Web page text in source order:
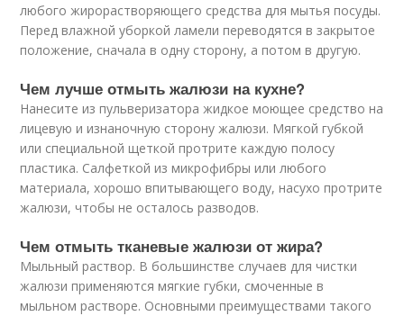
любого жирорастворяющего средства для мытья посуды.
Перед влажной уборкой ламели переводятся в закрытое
положение, сначала в одну сторону, а потом в другую.
Чем лучше отмыть жалюзи на кухне?
Нанесите из пульверизатора жидкое моющее средство на
лицевую и изнаночную сторону жалюзи. Мягкой губкой
или специальной щеткой протрите каждую полосу
пластика. Салфеткой из микрофибры или любого
материала, хорошо впитывающего воду, насухо протрите
жалюзи, чтобы не осталось разводов.
Чем отмыть тканевые жалюзи от жира?
Мыльный раствор. В большинстве случаев для чистки
жалюзи применяются мягкие губки, смоченные в
мыльном растворе. Основными преимуществами такого